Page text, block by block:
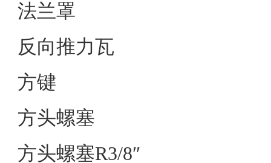
法兰罩
反向推力瓦
方键
方头螺塞
方头螺塞R3/8″